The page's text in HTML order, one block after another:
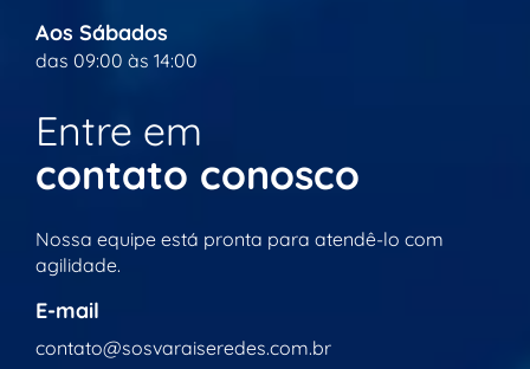
Aos Sábados
das 09:00 às 14:00
Entre em
contato conosco
Nossa equipe está pronta para atendê-lo com
agilidade.
E-mail
contato@sosvaraiseredes.com.br